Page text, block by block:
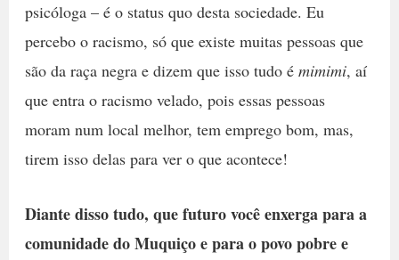
psicóloga – é o status quo desta sociedade. Eu
percebo o racismo, só que existe muitas pessoas que
são da raça negra e dizem que isso tudo é mimimi, aí
que entra o racismo velado, pois essas pessoas
moram num local melhor, tem emprego bom, mas,
tirem isso delas para ver o que acontece!
Diante disso tudo, que futuro você enxerga para a
comunidade do Muquiço e para o povo pobre e